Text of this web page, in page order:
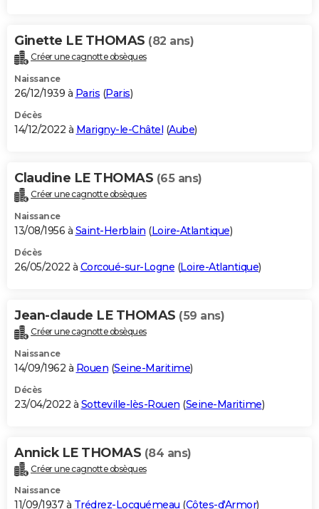
Ginette LE THOMAS (82 ans)
Créer une cagnotte obsèques
Naissance
26/12/1939 à Paris (Paris)
Décès
14/12/2022 à Marigny-le-Châtel (Aube)
Claudine LE THOMAS (65 ans)
Créer une cagnotte obsèques
Naissance
13/08/1956 à Saint-Herblain (Loire-Atlantique)
Décès
26/05/2022 à Corcoué-sur-Logne (Loire-Atlantique)
Jean-claude LE THOMAS (59 ans)
Créer une cagnotte obsèques
Naissance
14/09/1962 à Rouen (Seine-Maritime)
Décès
23/04/2022 à Sotteville-lès-Rouen (Seine-Maritime)
Annick LE THOMAS (84 ans)
Créer une cagnotte obsèques
Naissance
11/09/1937 à Trédrez-Locquémeau (Côtes-d'Armor)